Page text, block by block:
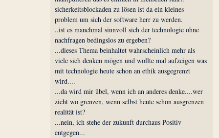
sicherkeitsblockaden zu lösen ist da ein kleines
problem um sich der software herr zu werden.
..ist es manchmal sinnvoll sich der technologie ohne
nachfragen bedingslos zu ergeben?
...dieses Thema beinhaltet wahrscheinlich mehr als
viele sich denken mögen und wollte mal aufzeigen was
mit technologie heute schon an ethik ausgegrenzt
wird....
...da wird mir übel, wenn ich an anderes denke....wer
zieht wo grenzen, wenn selbst heute schon ausgrenzen
realität ist?
...nein, ich stehe der zukunft durchaus Positiv
entgegen...